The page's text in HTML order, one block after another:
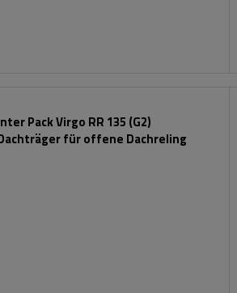
Pack Virgo RR 135 (G2)
für offene Dachreling